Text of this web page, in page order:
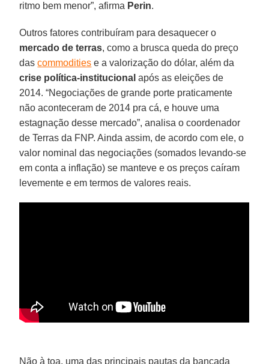
ritmo bem menor”, afirma Perin.
Outros fatores contribuíram para desaquecer o
mercado de terras, como a brusca queda do preço
dascommodities e a valorização do dólar, além da
crise política-institucional após as eleições de
2014. “Negociações de grande porte praticamente
não aconteceram de 2014 pra cá, e houve uma
estagnação desse mercado”, analisa o coordenador
de Terras da FNP. Ainda assim, de acordo com ele, o
valor nominal das negociações (somados levando-se
em conta a inflação) se manteve e os preços caíram
levemente e em termos de valores reais.
Não à toa, uma das principais pautas da bancada